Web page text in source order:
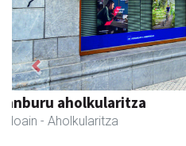
Ondarreta Ikastetxea
Andoain - Hezkuntza
Previous